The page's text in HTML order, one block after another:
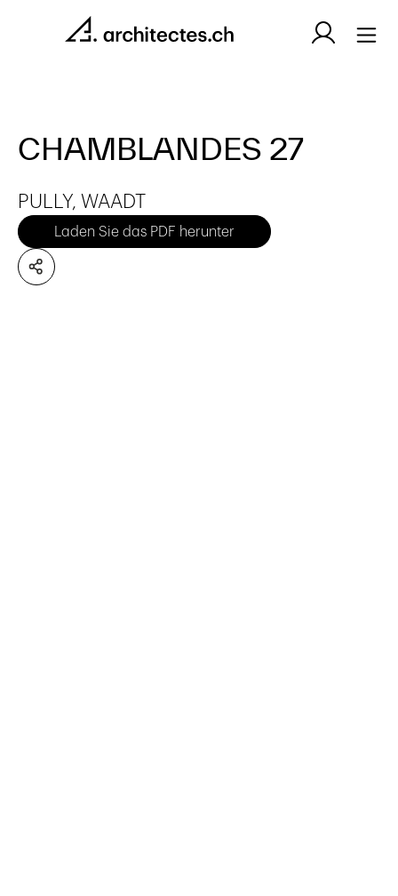
CHAMBLANDES 27
PULLY, WAADT
Laden Sie das PDF herunter